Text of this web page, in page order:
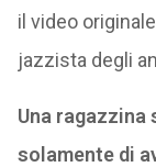
il video
jazzista degli
Una ragazzina
solamente di